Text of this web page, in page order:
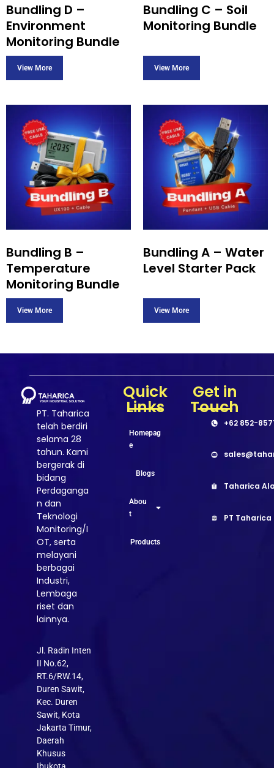
Bundling D –
Environment
Monitoring Bundle
Bundling C – Soil
Monitoring Bundle
Bundling B –
Temperature
Monitoring Bundle
Bundling A – Water
Level Starter Pack
PT. Taharica
telah berdiri
selama 28
tahun. Kami
bergerak di
bidang
Perdaganga
n dan
Teknologi
Monitoring/I
OT, serta
melayani
berbagai
Industri,
Lembaga
riset dan
lainnya.
Jl. Radin Inten
II No.62,
RT.6/RW.14,
Duren Sawit,
Kec. Duren
Sawit, Kota
Jakarta Timur,
Daerah
Khusus
Quick
Links
Homepag
e
Blogs
Abou
t
Products
Get in
Touch
+62 852-
Taharica
PT Taharica